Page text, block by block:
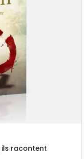
ils racontent